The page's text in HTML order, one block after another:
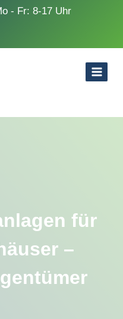
- Fr: 8-17 Uhr
für
–